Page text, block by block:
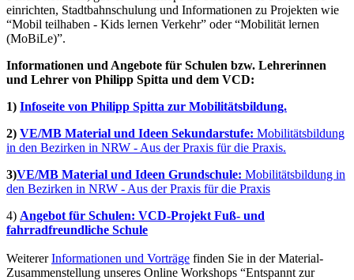
einrichten, Stadtbahnschulung und Informationen zu Projekten wie
“Mobil teilhaben - Kids lernen Verkehr” oder “Mobilität lernen
(MoBiLe)”.
Informationen und Angebote für Schulen bzw. Lehrerinnen
und Lehrer von Philipp Spitta und dem VCD:
1) Infoseite von Philipp Spitta zur Mobilitätsbildung.
2) VE/MB Material und Ideen Sekundarstufe: Mobilitätsbildung
in den Bezirken in NRW - Aus der Praxis für die Praxis.
3)VE/MB Material und Ideen Grundschule: Mobilitätsbildung in
den Bezirken in NRW - Aus der Praxis für die Praxis
4) Angebot für Schulen: VCD-Projekt Fuß- und
fahrradfreundliche Schule
WeitererInformationen und Vorträge finden Sie in der Material-
Zusammenstellung unseres Online Workshops “Entspannt zur